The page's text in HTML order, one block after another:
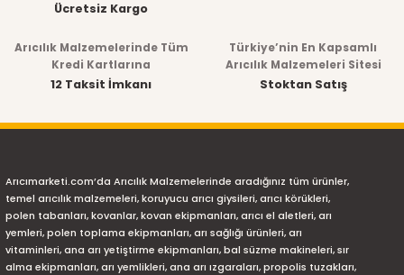
Ücretsiz Kargo
Arıcılık Malzemelerinde Tüm
Kredi Kartlarına
12 Taksit İmkanı
Türkiye’nin En Kapsamlı
Arıcılık Malzemeleri Sitesi
Stoktan Satış
Arıcımarketi.com’da Arıcılık Malzemelerinde aradığınız tüm ürünler,
temel arıcılık malzemeleri, koruyucu arıcı giysileri, arıcı körükleri,
polen tabanları, kovanlar, kovan ekipmanları, arıcı el aletleri, arı
yemleri, polen toplama ekipmanları, arı sağlığı ürünleri, arı
vitaminleri, ana arı yetiştirme ekipmanları, bal süzme makineleri, sır
alma ekipmanları, arı yemlikleri, ana arı ızgaraları, propolis tuzakları,